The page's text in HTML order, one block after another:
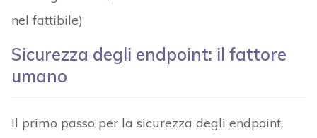
nel fattibile)
Sicurezza degli endpoint: il fattore
umano
Il primo passo per la sicurezza degli endpoint,